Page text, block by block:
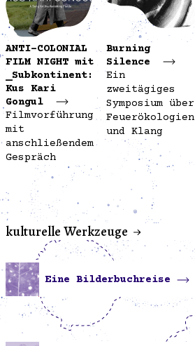
ANTI-COLONIAL
FILM NIGHT mit
_Subkontinent:
Kus Kari
Gongul
Filmvorführung
mit
anschließendem
Gespräch
Burning
Silence
Ein
zweitägiges
Symposium über
Feuerökologien
und Klang
kulturelle Werkzeuge
Eine Bilderbuchreise